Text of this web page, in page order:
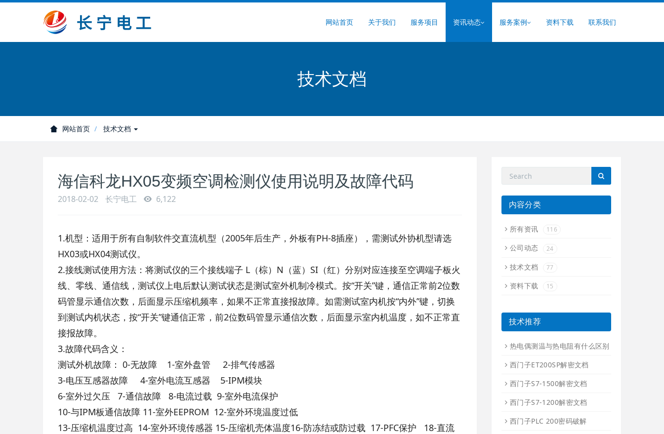
网站首页 关于我们 服务项目 资讯动态 服务案例 资料下载 联系我们
技术文档
网站首页 技术文档
海信科龙HX05变频空调检测仪使用说明及故障代码
2018-02-02 长宁电工 6,122
1.机型：适用于所有自制软件交直流机型（2005年后生产，外板有PH-8插座），需测试外协机型请选
HX03或HX04测试仪。
2.接线测试使用方法：将测试仪的三个接线端子 L（棕）N（蓝）SI（红）分别对应连接至空调端子板火
线、零线、通信线，测试仪上电后默认测试状态是测试室外机制冷模式。按“开关”键，通信正常前2位数
码管显示通信次数，后面显示压缩机频率，如果不正常直接报故障。如需测试室内机按“内外”键，切换
到测试内机状态，按“开关”键通信正常，前2位数码管显示通信次数，后面显示室内机温度，如不正常直
接报故障。
3.故障代码含义：
测试外机故障： 0-无故障 1-室外盘管 2-排气传感器
3-电压互感器故障 4-室外电流互感器 5-IPM模块
6-室外过欠压 7-通信故障 8-电流过载 9-室外电流保护
10-与IPM板通信故障 11-室外EEPROM 12-室外环境温度过低
13-压缩机温度过高 14-室外环境传感器 15-压缩机壳体温度16-防冻结或防过载 17-PFC保护 18-直流
内容分类
所有资讯 116
公司动态 24
技术文档 77
资料下载 15
技术推荐
热电偶测温与热电阻有什么区别
西门子ET200SP解密文档
西门子S7-1500解密文档
西门子S7-1200解密文档
西门子PLC 200密码破解